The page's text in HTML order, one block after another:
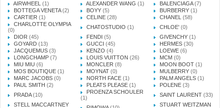
AIRWHEEL (1) ALEXANDER WANG (1) BALENCIAGA(7)
BOTTEGA VENETA(2) BOYY (5) BURBERRY (1)
CARTIER (1) CELINE (28) CHANEL
(58)
CHARLOTTE OLYMPIA
(0)
CHATOSTUDIO (1) CHLOE' (0)
DIOR (45) FENDI (5) GIVENCHY (1)
GOYARD (13) GUCCI (45) HERMES (30)
JACQUEMUS (3) KENZO (4) LOEWE (6)
LONGCHAMP (7) LOUIS VUITTON (26) MCM (0)
MIU MIU (6) MONCLER (8) MOON BOOT (1)
MOS BOUTIQUE (1) MOYNAT (0) MULBERRY (0)
MARC JACOBS (0) NORTH FACE (1) PALM ANGELS (1)
PAUL SMITH (2) PLEATS PLEASE (1) POLENE (3)
PRADA(10)
PROENZA SCHOULER
(1)
SAINT LAURENT (33)
STELL MACCARTNEY
STUART WEITZMAN